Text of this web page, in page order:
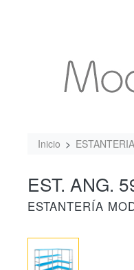
Inicio
EST. ANG.
ESTANTERÍA